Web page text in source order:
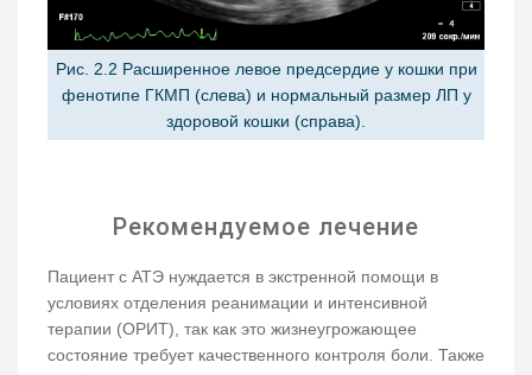
Рис. 2.2 Расширенное левое предсердие у кошки при
фенотипе ГКМП (слева) и нормальный размер ЛП у
здоровой кошки (справа).
Рекомендуемое лечение
Пациент с АТЭ нуждается в экстренной помощи в
условиях отделения реанимации и интенсивной
терапии (ОРИТ), так как это жизнеугрожающее
состояние требует качественного контроля боли. Также